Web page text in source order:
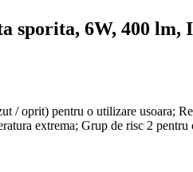
6W, 400
/ oprit) pentru o utilizare usoara;
extrema; Grup de risc 2